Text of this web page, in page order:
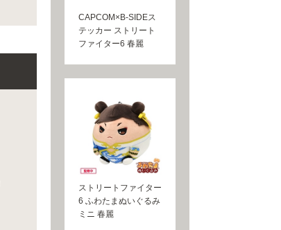
CAPCOM×B-SIDEス
テッカー ストリート
ファイター6 春麗
ストリートファイター
6 ふわたまぬいぐるみ
ミニ 春麗